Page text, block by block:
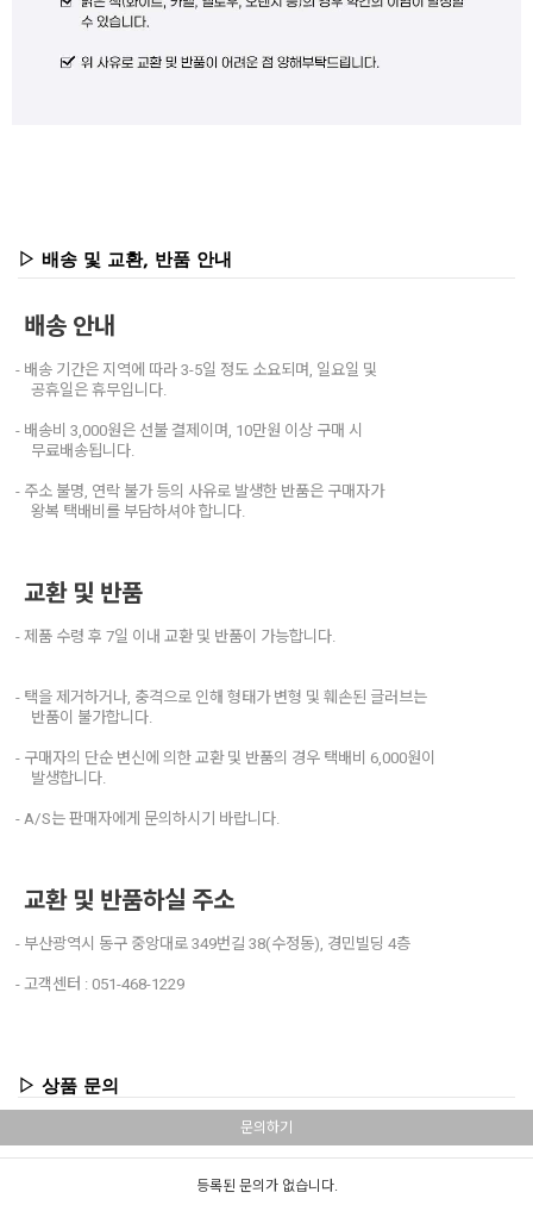
▷ 배송 및 교환, 반품 안내
배송 안내
- 배송 기간은 지역에 따라 3-5일 정도 소요되며, 일요일 및
공휴일은 휴무입니다.
- 배송비 3,000원은 선불 결제이며, 10만원 이상 구매 시
무료배송됩니다.
- 주소 불명, 연락 불가 등의 사유로 발생한 반품은 구매자가
왕복 택배비를 부담하셔야 합니다.
교환 및 반품
- 제품 수령 후 7일 이내 교환 및 반품이 가능합니다.
- 택을 제거하거나, 충격으로 인해 형태가 변형 및 훼손된 글러브는
반품이 불가합니다.
- 구매자의 단순 변신에 의한 교환 및 반품의 경우 택배비 6,000원이
발생합니다.
- A/S는 판매자에게 문의하시기 바랍니다.
교환 및 반품하실 주소
- 부산광역시 동구 중앙대로 349번길 38(수정동), 경민빌딩 4층
- 고객센터 : 051-468-1229
▷ 상품 문의
문의하기
등록된 문의가 없습니다.